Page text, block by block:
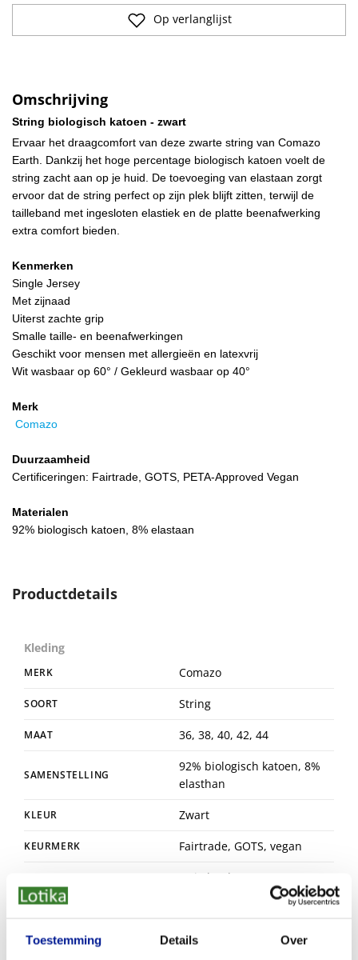
Toestemming Details Over
Op verlanglijst
Omschrijving
String biologisch katoen - zwart
Ervaar het draagcomfort van deze zwarte string van Comazo
Earth. Dankzij het hoge percentage biologisch katoen voelt de
string zacht aan op je huid. De toevoeging van elastaan zorgt
ervoor dat de string perfect op zijn plek blijft zitten, terwijl de
tailleband met ingesloten elastiek en de platte beenafwerking
extra comfort bieden.
Kenmerken
Single Jersey
Met zijnaad
Uiterst zachte grip
Smalle taille- en beenafwerkingen
Geschikt voor mensen met allergieën en latexvrij
Wit wasbaar op 60° / Gekleurd wasbaar op 40°
Merk
Comazo
Duurzaamheid
Certificeringen: Fairtrade, GOTS, PETA-Approved Vegan
Materialen
92% biologisch katoen, 8% elastaan
Productdetails
Kleding
MERK Comazo
SOORT String
MAAT 36, 38, 40, 42, 44
SAMENSTELLING
92% biologisch katoen, 8%
elasthan
KLEUR Zwart
KEURMERK Fairtrade, GOTS, vegan
Duitsland